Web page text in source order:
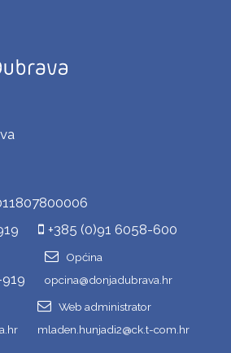
+385 (0)91 6058-600
Općina
opcina@donjadubrava.hr
Web administrator
mladen.hunjadi2@ck.t-com.hr